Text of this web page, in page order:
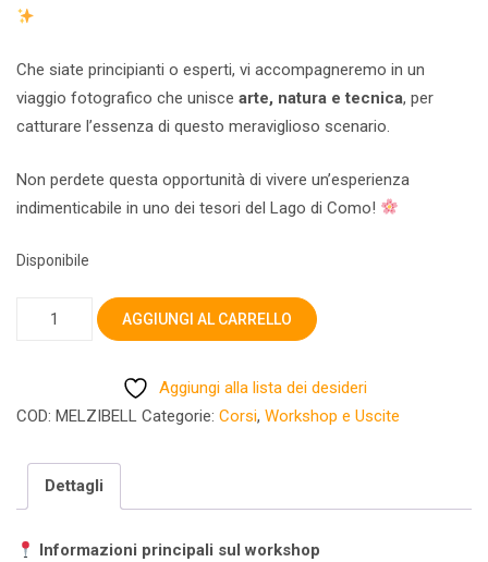
Che siate principianti o esperti, vi accompagneremo in un
viaggio fotografico che unisce arte, natura e tecnica, per
catturare l’essenza di questo meraviglioso scenario.
Non perdete questa opportunità di vivere un’esperienza
indimenticabile in uno dei tesori del Lago di Como!
Disponibile
LAGO
e
MELZI
Workshop
di
AGGIUNGI AL CARRELLO
Aggiungi alla lista dei desideri
COD: MELZIBELL Categorie: Corsi, Workshop e Uscite
Dettagli
Informazioni principali sul workshop